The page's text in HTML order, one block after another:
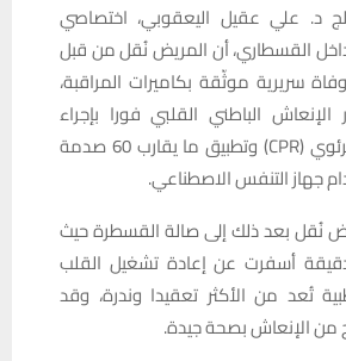
د. علي عقيل اليعقوبي، اختصاصي
القسطاري، أن المريض نُقل من قبل
سريرية موثّقة بكاميرات المراقبة،
الباطني القلبي فورا بإجراء
الإنعاش القلبي الرئوي (CPR) وتطبيق ما يقارب 60 صدمة
جهاز التنفس الاصطناعي.
نُقل بعد ذلك إلى صالة القسطرة حيث
أسفرت عن إعادة تشغيل القلب
تُعد من الأكثر تعقيدا وندرة، وقد
من الإنعاش بصحة جيدة.